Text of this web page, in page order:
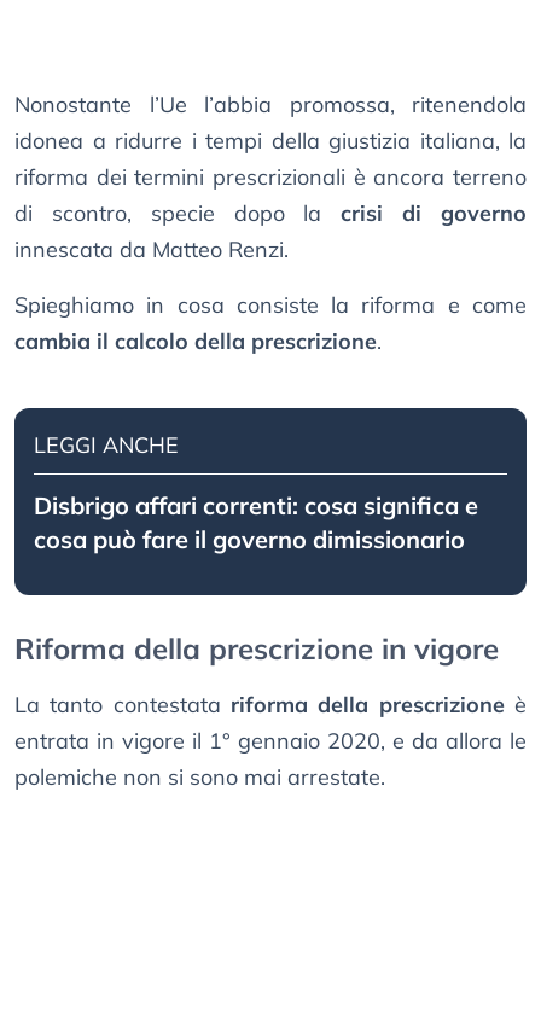
Nonostante l’Ue l’abbia promossa, ritenendola
idonea a ridurre i tempi della giustizia italiana, la
riforma dei termini prescrizionali è ancora terreno
di scontro, specie dopo lacrisi di governo
innescata da Matteo Renzi.
Spieghiamo in cosa consiste la riforma e come
cambia il calcolo della prescrizione.
LEGGI ANCHE
Disbrigo affari correnti: cosa significa e
cosa può fare il governo dimissionario
Riforma della prescrizione in vigore
La tanto contestata riforma della prescrizioneè
entrata in vigore il 1° gennaio 2020, e da allora le
polemiche non si sono mai arrestate.